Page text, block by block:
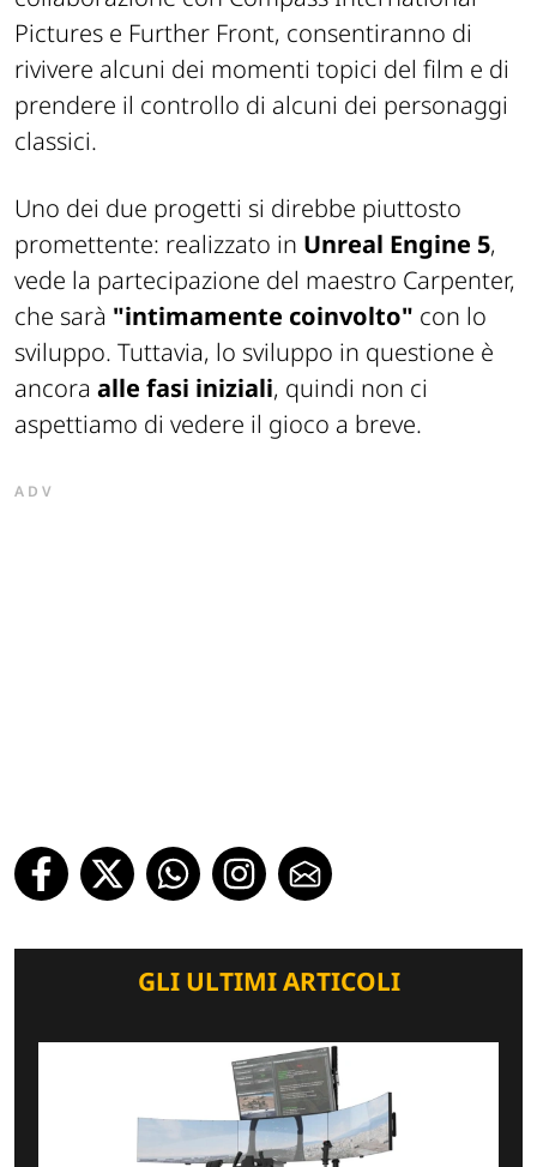
Pictures e Further Front, consentiranno di
rivivere alcuni dei momenti topici del film e di
prendere il controllo di alcuni dei personaggi
classici.
Uno dei due progetti si direbbe piuttosto
promettente: realizzato in Unreal Engine 5,
vede la partecipazione del maestro Carpenter,
che sarà "intimamente coinvolto" con lo
sviluppo. Tuttavia, lo sviluppo in questione è
ancora alle fasi iniziali, quindi non ci
aspettiamo di vedere il gioco a breve.
ADV
GLI ULTIMI ARTICOLI